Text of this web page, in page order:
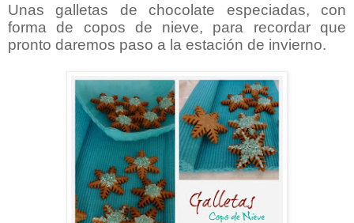
Unas galletas de chocolate especiadas, con
forma de copos de nieve, para recordar que
pronto daremos paso a la estación de invierno.